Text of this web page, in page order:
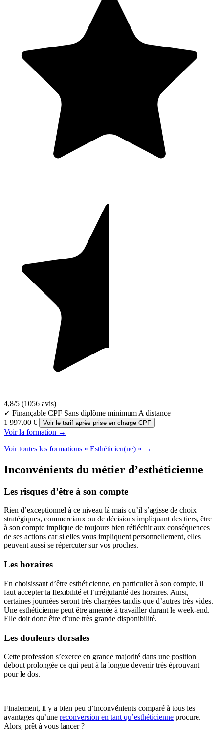
4,8/5 (1056 avis)
✓ Finançable CPF Sans diplôme minimum A distance
1 997,00 €
Voir le tarif après prise en charge CPF
Voir la formation →
Voir toutes les formations « Esthéticien(ne) » →
Inconvénients du métier d’esthéticienne
Les risques d’être à son compte
Rien d’exceptionnel à ce niveau là mais qu’il s’agisse de choix
stratégiques, commerciaux ou de décisions impliquant des tiers, être
à son compte implique de toujours bien réfléchir aux conséquences
de ses actions car si elles vous impliquent personnellement, elles
peuvent aussi se répercuter sur vos proches.
Les horaires
En choisissant d’être esthéticienne, en particulier à son compte, il
faut accepter la flexibilité et l’irrégularité des horaires. Ainsi,
certaines journées seront très chargées tandis que d’autres très vides.
Une esthéticienne peut être amenée à travailler durant le week-end.
Elle doit donc être d’une très grande disponibilité.
Les douleurs dorsales
Cette profession s’exerce en grande majorité dans une position
debout prolongée ce qui peut à la longue devenir très éprouvant
pour le dos.
Finalement, il y a bien peu d’inconvénients comparé à tous les
avantages qu’une reconversion en tant qu’esthéticienne procure.
Alors, prêt à vous lancer ?